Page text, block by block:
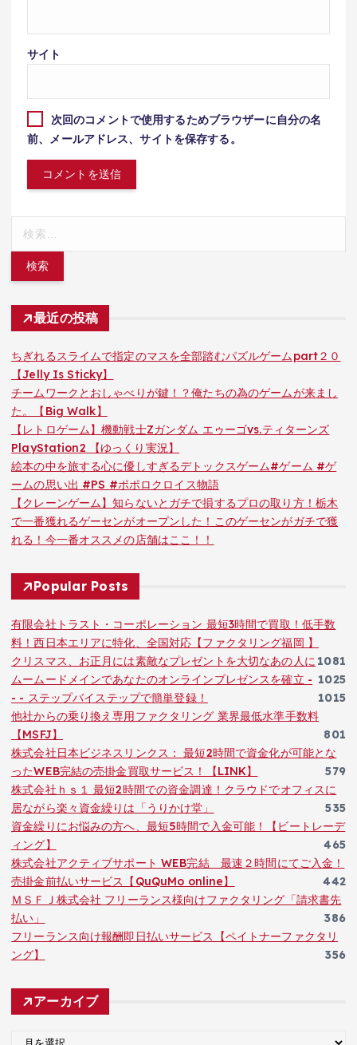
サイト
次回のコメントで使用するためブラウザーに自分の名
前、メールアドレス、サイトを保存する。
最近の投稿
ちぎれるスライムで指定のマスを全部踏むパズルゲームpart２０
【Jelly Is Sticky】
チームワークとおしゃべりが鍵！？俺たちの為のゲームが来まし
た。【Big Walk】
【レトロゲーム】機動戦士Zガンダム エゥーゴvs.ティターンズ
PlayStation2 【ゆっくり実況】
絵本の中を旅する心に優しすぎるデトックスゲーム#ゲーム #ゲ
ームの思い出 #PS #ポポロクロイス物語
【クレーンゲーム】知らないとガチで損するプロの取り方！栃木
で一番獲れるゲーセンがオープンした！このゲーセンがガチで獲
れる！今一番オススメの店舗はここ！！
Popular Posts
有限会社トラスト・コーポレーション 最短3時間で買取！低手数
料！西日本エリアに特化、全国対応【ファクタリング福岡 】
1081
クリスマス、お正月には素敵なプレゼントを大切なあの人に
1025
ムームードメインであなたのオンラインプレゼンスを確立 -
- - ステップバイステップで簡単登録！
1015
他社からの乗り換え専用ファクタリング 業界最低水準手数料
【MSFJ】
801
株式会社日本ビジネスリンクス： 最短2時間で資金化が可能とな
ったWEB完結の売掛金買取サービス！【LINK】
579
株式会社ｈｓ１ 最短2時間での資金調達！クラウドでオフィスに
居ながら楽々資金繰りは「うりかけ堂」
535
資金繰りにお悩みの方へ、最短5時間で入金可能！【ビートレーデ
ィング】
465
株式会社アクティブサポート WEB完結 最速２時間にてご入金！
売掛金前払いサービス【QuQuMo online】
442
ＭＳＦＪ株式会社 フリーランス様向けファクタリング「請求書先
払い」
386
フリーランス向け報酬即日払いサービス【ペイトナーファクタリ
ング】
356
アーカイブ